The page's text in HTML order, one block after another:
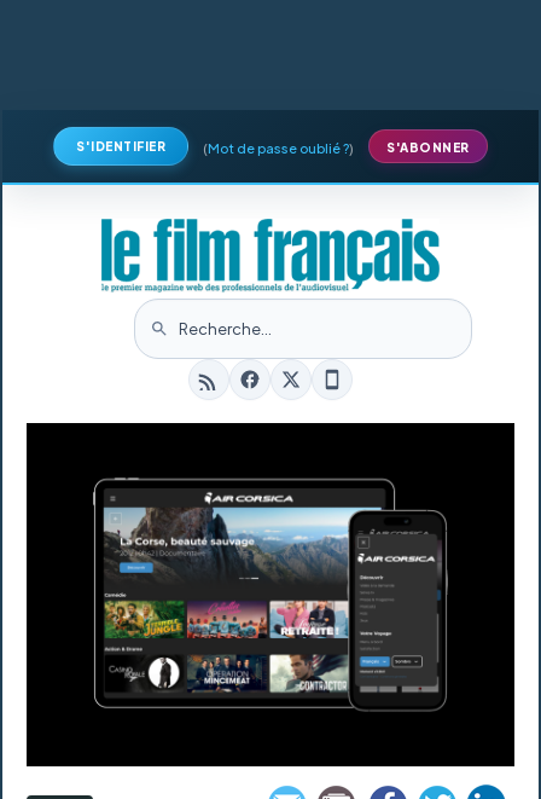
S'IDENTIFIER (Mot de passe oublié ?) S'ABONNER